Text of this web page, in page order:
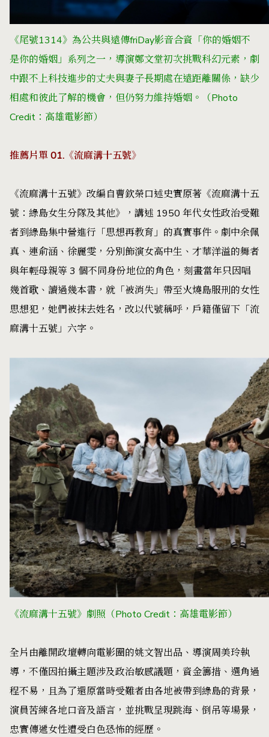
《尾號1314》為公共與遠傳friDay影音合資「你的婚姻不
是你的婚姻」系列之一，導演鄭文堂初次挑戰科幻元素，劇
中跟不上科技進步的丈夫與妻子長期處在遠距離關係，缺少
相處和彼此了解的機會，但仍努力維持婚姻。（Photo
Credit：高雄電影節）
推薦片單 01.《流麻溝十五號》
《流麻溝十五號》改編自曹欽榮口述史實原著《流麻溝十五
號：綠島女生分隊及其他》，講述 1950 年代女性政治受難
者到綠島集中營進行「思想再教育」的真實事件。劇中余佩
真、連俞涵、徐麗雯，分別飾演女高中生、才華洋溢的舞者
與年輕母親等 3 個不同身份地位的角色，刻畫當年只因唱
幾首歌、讀過幾本書，就「被消失」帶至火燒島服刑的女性
思想犯，她們被抹去姓名，改以代號稱呼，戶籍僅留下「流
麻溝十五號」六字。
《流麻溝十五號》劇照 （Photo Credit：高雄電影節）
全片由離開政壇轉向電影圈的姚文智出品、導演周美玲執
導，不僅因拍攝主題涉及政治敏感議題，資金籌措、選角過
程不易，且為了還原當時受難者由各地被帶到綠島的背景，
演員苦練各地口音及語言，並挑戰呈現跳海、倒吊等場景，
忠實傳遞女性遭受白色恐怖的經歷。